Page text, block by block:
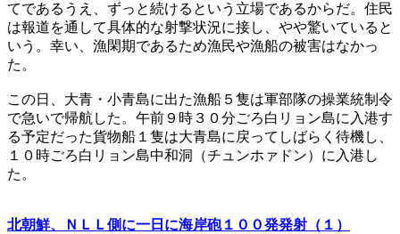
てであるうえ、ずっと続けるという立場であるからだ。住民
は報道を通して具体的な射撃状況に接し、やや驚いていると
いう。幸い、漁閑期であるため漁民や漁船の被害はなかっ
た。
この日、大青・小青島に出た漁船５隻は軍部隊の操業統制令
で急いで帰航した。午前９時３０分ごろ白リョン島に入港す
る予定だった貨物船１隻は大青島に戻ってしばらく待機し、
１０時ごろ白リョン島中和洞（チュンホァドン）に入港し
た。
北朝鮮、ＮＬＬ側に一日に海岸砲１００発発射（１）